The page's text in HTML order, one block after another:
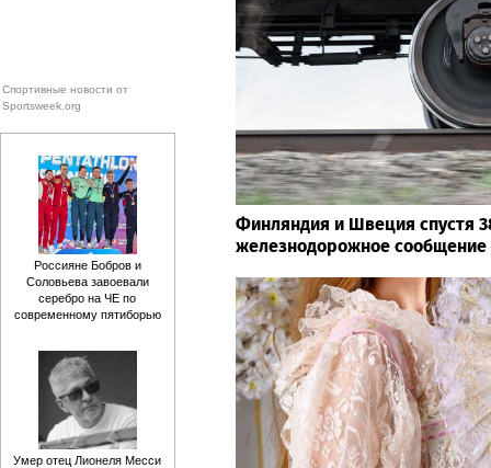
Финляндия и Швеция спустя
железнодорожное сообщение
Спортивные новости от
Sportsweek.org
Россияне Бобров и
Соловьева завоевали
серебро на ЧЕ по
современному пятиборью
Умер отец Лионеля Месси